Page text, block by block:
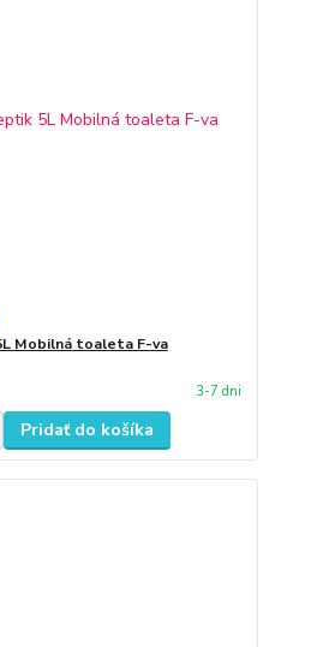
Mobilná toaleta F-va
3-7 dni
Pridať do košíka